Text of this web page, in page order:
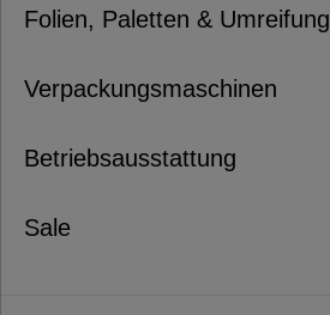
Folien, Paletten & Umreifung
Verpackungsmaschinen
Betriebsausstattung
Sale